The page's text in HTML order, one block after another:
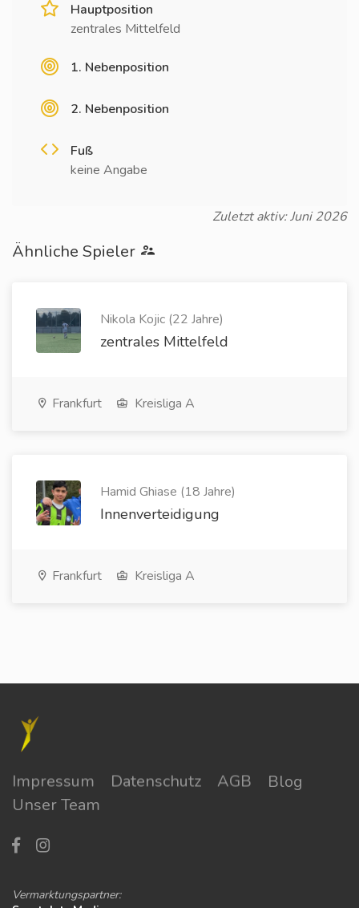
Hauptposition
zentrales Mittelfeld
1. Nebenposition
2. Nebenposition
Fuß
keine Angabe
Zuletzt aktiv: Juni 2026
Ähnliche Spieler
Nikola Kojic (22 Jahre)
zentrales Mittelfeld
Frankfurt Kreisliga A
Hamid Ghiase (18 Jahre)
Innenverteidigung
Frankfurt Kreisliga A
Impressum Datenschutz AGB
Blog
Unser Team
Vermarktungspartner: